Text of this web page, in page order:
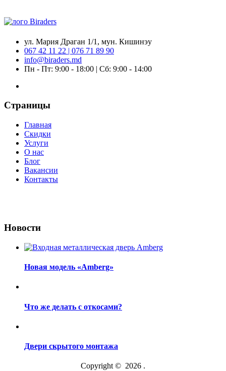
ул. Мария Драган 1/1, мун. Кишинэу
067 42 11 22 | 076 71 89 90
info@biraders.md
Пн - Пт: 9:00 - 18:00 | Сб: 9:00 - 14:00
Страницы
Главная
Скидки
Услуги
О нас
Блог
Вакансии
Контакты
Новости
Новая модель «Amberg»
Что же делать с откосами?
Двери скрытого монтажа
Copyright © 2026 .